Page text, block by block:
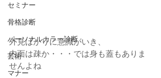
セミナー
骨格診断
パーソナルカラー診断
芸術
マナー
外見ばかりに意識がいき、
内面は疎か・・・では身も蓋もありま
せんよね